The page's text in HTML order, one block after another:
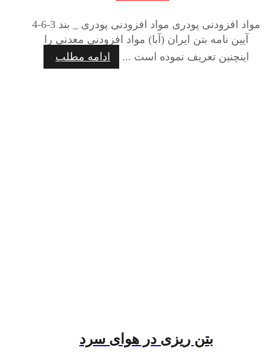
مواد افزودنی پودری مواد افزودنی پودری _ بند 3-6-4
آیین نامه بتن ایران (آبا) مواد افزودنی معدنی را
اینچنین تعریف نموده است ...
ادامه مطلب
بتن ریزی در هوای سرد